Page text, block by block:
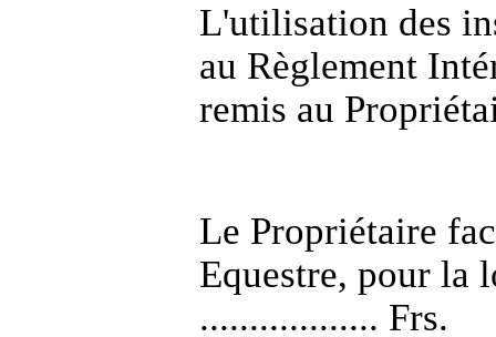
L'utilisation des
au Règlement
remis au
Le Propriétaire
Equestre, pour la
.................. Frs.